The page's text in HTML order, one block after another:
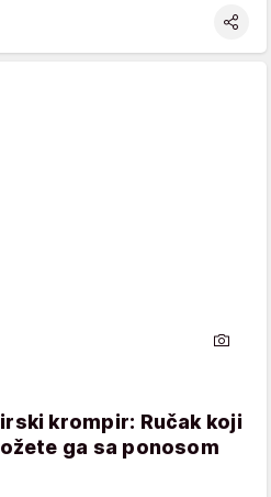
krompir: Ručak koji
ga sa ponosom